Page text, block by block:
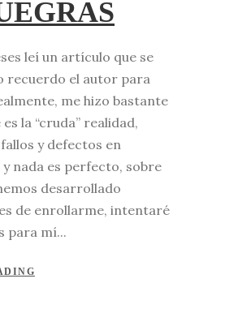
leí un artículo que se
recuerdo el autor para
me hizo bastante
la “cruda” realidad,
y defectos en
nada es perfecto, sobre
desarrollado
de enrollarme, intentaré
para mí...